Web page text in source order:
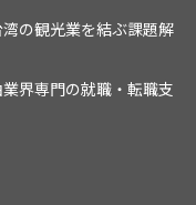
の観光業を結ぶ課題解
界専門の就職・転職支